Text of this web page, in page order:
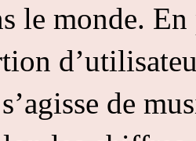
le monde.
de